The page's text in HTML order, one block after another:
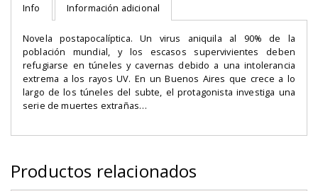
Info Información adicional
Novela postapocalíptica. Un virus aniquila al 90% de la
población mundial, y los escasos supervivientes deben
refugiarse en túneles y cavernas debido a una intolerancia
extrema a los rayos UV. En un Buenos Aires que crece a lo
largo de los túneles del subte, el protagonista investiga una
serie de muertes extrañas…
Productos relacionados